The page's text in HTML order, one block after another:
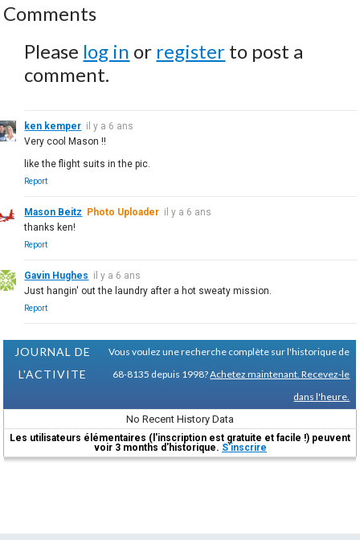
Comments
Please log in or register to post a
comment.
ken kemper il y a 6 ans
Very cool Mason !!
like the flight suits in the pic.
Report
Mason Beitz Photo Uploader il y a 6 ans
thanks ken!
Report
Gavin Hughes il y a 6 ans
Just hangin' out the laundry after a hot sweaty mission.
Report
JOURNAL DE
L'ACTIVITE
Vous voulez une recherche complète sur l'historique de
68-8135 depuis 1998?Achetez maintenant. Recevez-le
dans l'heure.
No Recent History Data
Les utilisateurs élémentaires (l'inscription est gratuite et facile !) peuvent
voir 3 months d'historique. S'inscrire